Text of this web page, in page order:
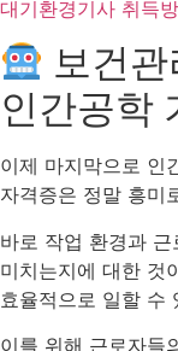
대기환경기사 취득
보건
인간공학
이제 마지막으로 인
자격증은 정말 흥미
바로 작업 환경과
미치는지에 대한 것
효율적으로 일할 수
이를 위해 근로자들